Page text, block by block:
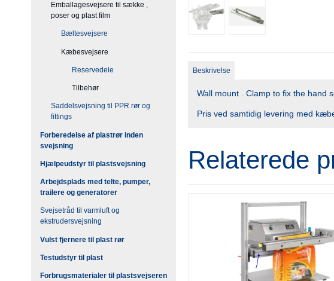
Emballagesvejsere til sække ,
poser og plast film
Bæltesvejsere
Kæbesvejsere
Reservedele
Tilbehør
Saddelsvejsning til PPR rør og
fittings
Forberedelse af plastrør inden
svejsning
Hjælpeudstyr til plastsvejsning
Arbejdsplads med telte, pumper,
trailere og generatorer
Svejsetråd til varmluft og
ekstrudersvejsning
Vulst fjernere til plast rør
Testudstyr til plast
Forbrugsmaterialer til plastsvejseren
Beskrivelse
Wall mount . Clamp to fix the hand
Pris ved samtidig levering med
Relaterede